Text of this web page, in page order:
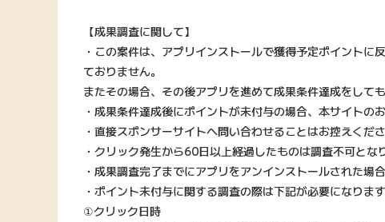
【成果調査に関して】
・この案件は、アプリインストールで獲得予定ポイント
ておりません。
またその場合、その後アプリを進めて成果条件達成をして
・成果条件達成後にポイントが未付与の場合、本サイトの
・直接スポンサーサイトへ問い合わせることはお控えくださ
・クリック発生から60日以上経過したものは調査不可とな
・成果調査完了までにアプリをアンインストールされた場
・ポイント未付与に関する調査の際は下記が必要になりま
①クリック日時